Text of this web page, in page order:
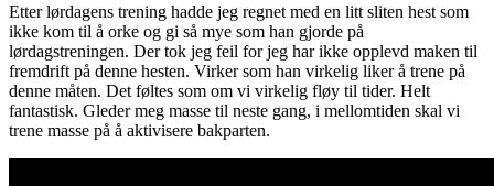
Etter lørdagens trening hadde jeg regnet med en litt sliten hest som
ikke kom til å orke og gi så mye som han gjorde på
lørdagstreningen. Der tok jeg feil for jeg har ikke opplevd maken til
fremdrift på denne hesten. Virker som han virkelig liker å trene på
denne måten. Det føltes som om vi virkelig fløy til tider. Helt
fantastisk. Gleder meg masse til neste gang, i mellomtiden skal vi
trene masse på å aktivisere bakparten.